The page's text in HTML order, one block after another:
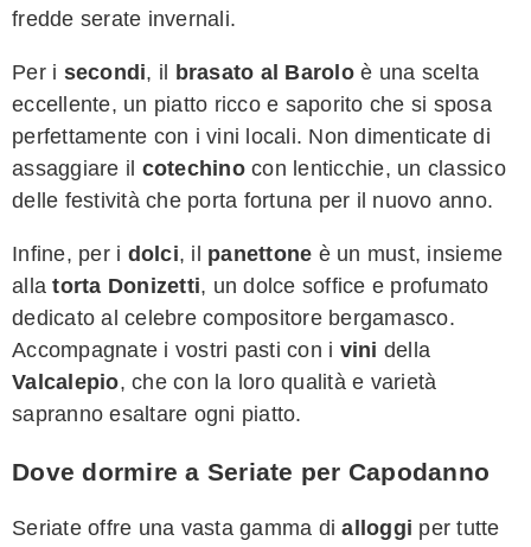
fredde serate invernali.
Per i secondi, il brasato al Baroloè una scelta
eccellente, un piatto ricco e saporito che si sposa
perfettamente con i vini locali. Non dimenticate di
assaggiare il cotechinocon lenticchie, un classico
delle festività che porta fortuna per il nuovo anno.
Infine, per i dolci, il panettone è un must, insieme
allatorta Donizetti, un dolce soffice e profumato
dedicato al celebre compositore bergamasco.
Accompagnate i vostri pasti con i vini della
Valcalepio, che con la loro qualità e varietà
sapranno esaltare ogni piatto.
Dove dormire a Seriate per Capodanno
Seriate offre una vasta gamma dialloggi per tutte